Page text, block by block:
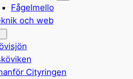
Fågelmello
och web
Cityringen